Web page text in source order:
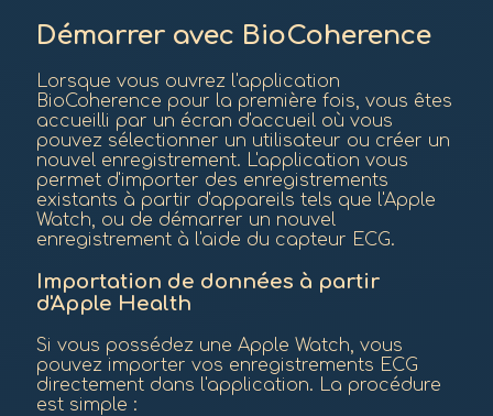
Démarrer avec BioCoherence
Lorsque vous ouvrez l'application
BioCoherence pour la première fois, vous êtes
accueilli par un écran d'accueil où vous
pouvez sélectionner un utilisateur ou créer un
nouvel enregistrement. L'application vous
permet d'importer des enregistrements
existants à partir d'appareils tels que l'Apple
Watch, ou de démarrer un nouvel
enregistrement à l'aide du capteur ECG.
Importation de données à partir
d'Apple Health
Si vous possédez une Apple Watch, vous
pouvez importer vos enregistrements ECG
directement dans l'application. La procédure
est simple :